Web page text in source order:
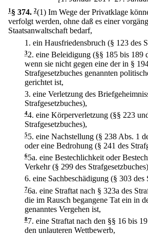
1§ 374. 2(1) Im Wege der Privatklage
verfolgt werden, ohne daß es einer
Staatsanwaltschaft bedarf,
1. ein Hausfriedensbruch (§ 123 des
32. eine Beleidigung (§§ 185 bis 189
wenn sie nicht gegen eine der in §
Strafgesetzbuches genannten
gerichtet ist,
3. eine Verletzung des
Strafgesetzbuches),
44. eine Körperverletzung (§§ 223
Strafgesetzbuches),
55. eine Nachstellung (§ 238 Abs. 1
oder eine Bedrohung (§ 241 des
65a. eine Bestechlichkeit oder
Verkehr (§ 299 des
6. eine Sachbeschädigung (§ 303 des
76a. eine Straftat nach § 323a des
die im Rausch begangene Tat ein in
genanntes Vergehen ist,
87. eine Straftat nach den §§ 16 bis
den unlauteren Wettbewerb,